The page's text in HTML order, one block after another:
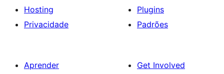
Hosting
Privacidade
Plugins
Padrões
Aprender
Get Involved